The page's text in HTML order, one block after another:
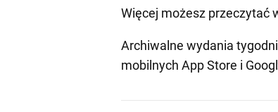
Więcej możesz przeczytać
Archiwalne wydania
mobilnych App Store i